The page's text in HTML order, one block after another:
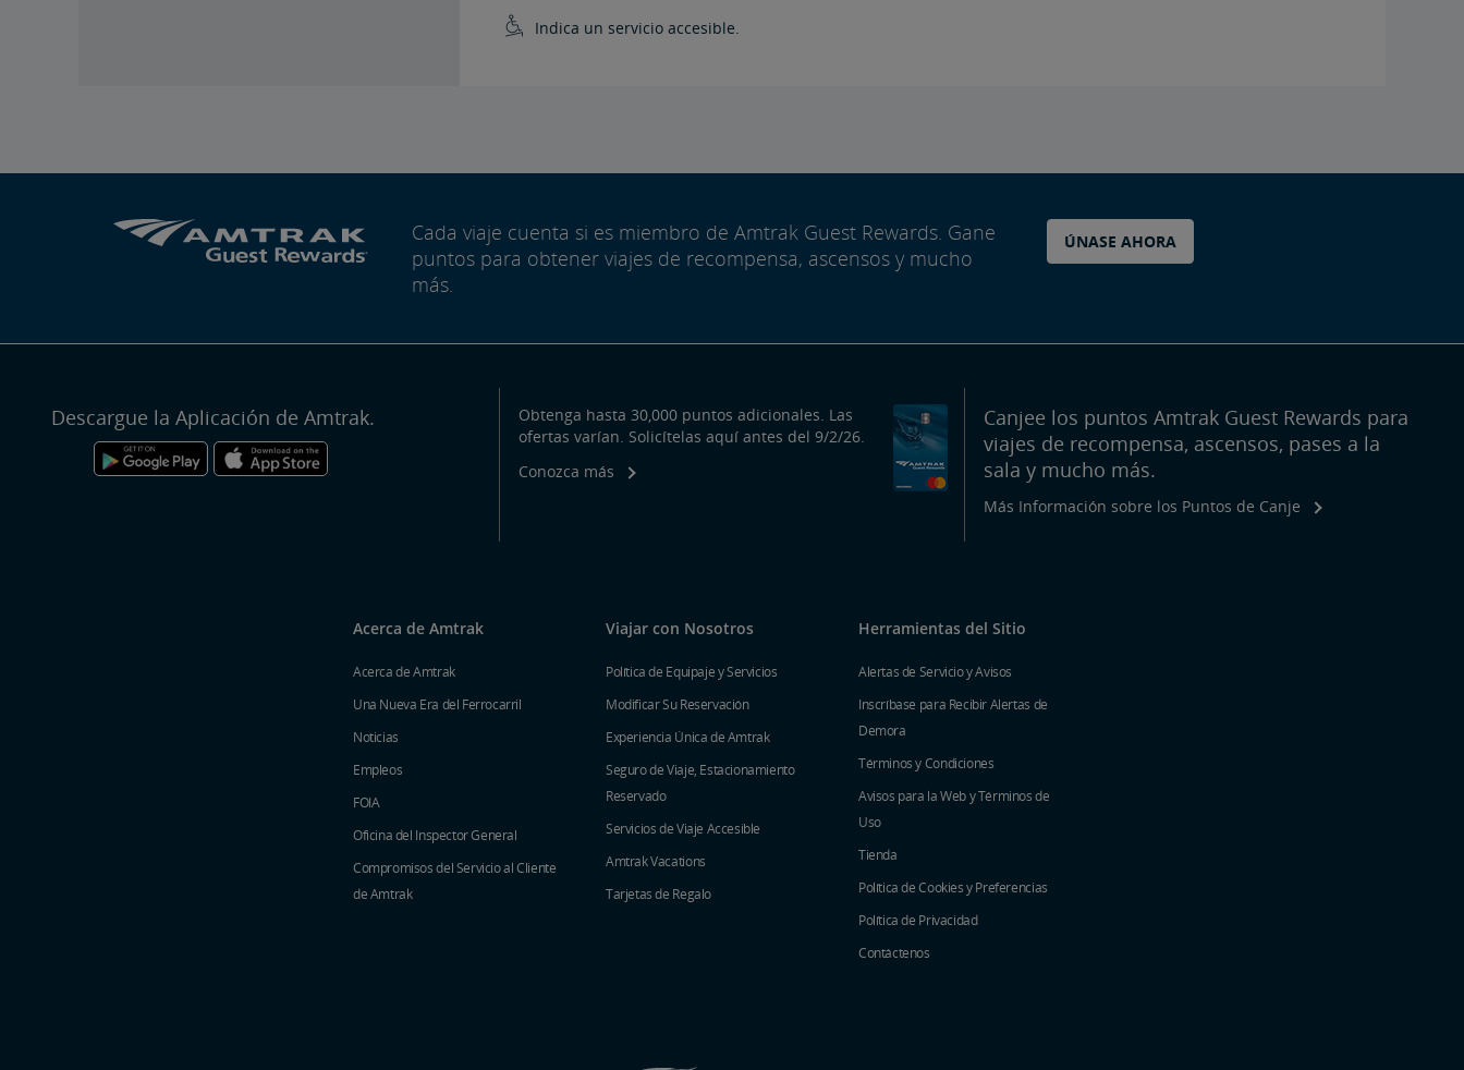
Indica un servicio accesible.
Cada viaje cuenta si es miembro de Amtrak Guest Rewards. Gane
puntos para obtener viajes de recompensa, ascensos y mucho
más.
ÚNASE AHORA
Descargue la Aplicación de Amtrak.
Obtenga hasta 30,000 puntos adicionales. Las
ofertas varían. Solicítelas aquí antes del 9/2/26.
Conozca más
Canjee los puntos Amtrak Guest Rewards para
viajes de recompensa, ascensos, pases a la
sala y mucho más.
Más Información sobre los Puntos de Canje
Acerca de Amtrak
Acerca de Amtrak
Una Nueva Era del Ferrocarril
Noticias
Empleos
FOIA
Oficina del Inspector General
Compromisos del Servicio al Cliente
de Amtrak
Viajar con Nosotros
Política de Equipaje y Servicios
Modificar Su Reservación
Experiencia Única de Amtrak
Seguro de Viaje, Estacionamiento
Reservado
Servicios de Viaje Accesible
Amtrak Vacations
Tarjetas de Regalo
Herramientas del Sitio
Alertas de Servicio y Avisos
Inscríbase para Recibir Alertas de
Demora
Términos y Condiciones
Avisos para la Web y Términos de
Uso
Tienda
Política de Cookies y Preferencias
Política de Privacidad
Contáctenos